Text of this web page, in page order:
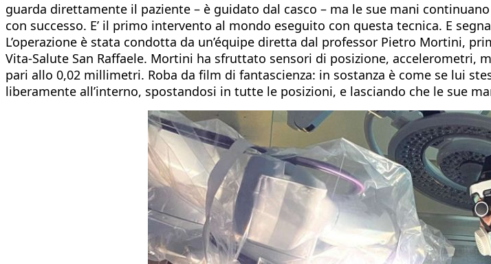
guarda direttamente il paziente – è guidato dal casco – ma le sue mani
con successo. E’ il primo intervento al mondo eseguito con questa tecnica. E
L’operazione è stata condotta da un’équipe diretta dal professor Pietro Mortini,
Vita-Salute San Raffaele. Mortini ha sfruttato sensori di posizione, accelerometri,
pari allo 0,02 millimetri. Roba da film di fantascienza: in sostanza è come se lui
liberamente all’interno, spostandosi in tutte le posizioni, e lasciando che le sue